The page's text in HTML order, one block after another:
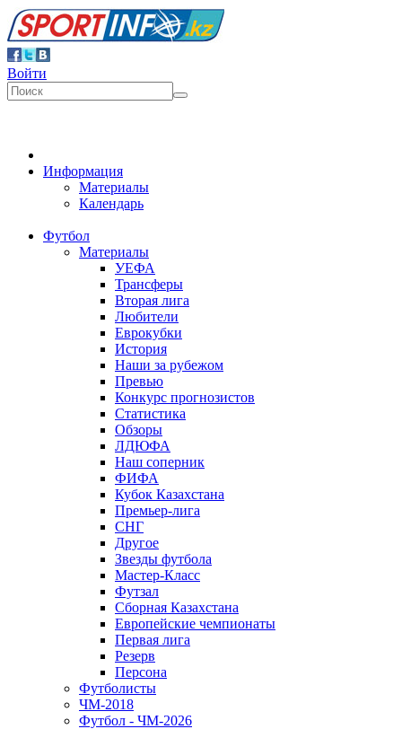
Войти
Информация
Материалы
Календарь
Футбол
Материалы
УЕФА
Трансферы
Вторая лига
Любители
Еврокубки
История
Наши за рубежом
Превью
Конкурс прогнозистов
Статистика
Обзоры
ЛДЮФА
Наш соперник
ФИФА
Кубок Казахстана
Премьер-лига
СНГ
Другое
Звезды футбола
Мастер-Класс
Футзал
Сборная Казахстана
Европейские чемпионаты
Первая лига
Резерв
Персона
Футболисты
ЧМ-2018
Футбол - ЧМ-2026